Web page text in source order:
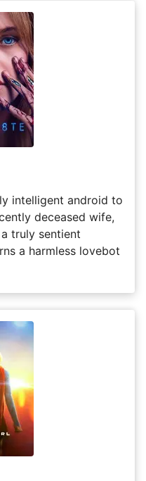
intelligent android to
deceased wife,
truly sentient
a harmless lovebot